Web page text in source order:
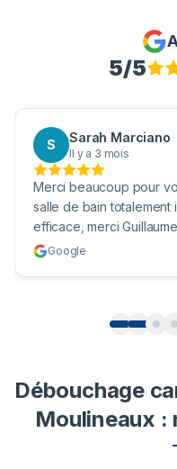
5/5
sauvé ma
super
A Aaron
Bravo pour
une vrai
cuve !
Débouchage
Moulineaux :